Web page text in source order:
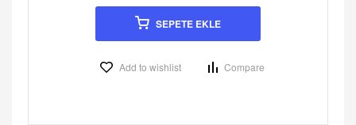
SEPETE EKLE
Add to wishlist Compare